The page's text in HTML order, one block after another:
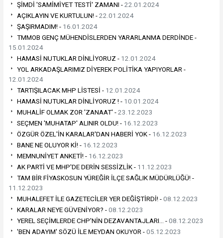
ŞİMDİ 'SAMİMİYET TESTİ' ZAMANI -22.01.2024
AÇIKLAYIN VE KURTULUN! -22.01.2024
ŞAŞIRMADIM! - 16.01.2024
TMMOB GENÇ MÜHENDİSLERDEN YARARLANMA DERDİNDE -
15.01.2024
HAMASİ NUTUKLAR DİNLİYORUZ - 12.01.2024
YOL ARKADAŞLARIMIZ DİYEREK POLİTİKA YAPIYORLAR -
12.01.2024
TARTIŞILACAK MHP LİSTESİ - 12.01.2024
HAMASİ NUTUKLAR DİNLİYORUZ ! - 10.01.2024
MUHALİF OLMAK ZOR 'ZANAAT' -23.12.2023
SEÇMEN 'MUHATAP' ALINIR OLDU! - 16.12.2023
ÖZGÜR ÖZEL'İN KARALAR'DAN HABERİ YOK - 16.12.2023
BANE NE OLUYOR Kİ! - 16.12.2023
MEMNUNİYET ANKETİ! - 16.12.2023
AK PARTİ VE MHP'DE DERİN SESSİZLİK - 11.12.2023
TAM BİR FİYASKOSUN YÜREĞİR İLÇE SAĞLIK MÜDÜRLÜĞÜ! -
11.12.2023
MUHALEFET İLE GAZETECİLER YER DEĞİŞTİRDİ! -08.12.2023
KARALAR NEYE GÜVENİYOR? -08.12.2023
YEREL SEÇİMLERDE CHP'NİN DEZAVANTAJLARI… -08.12.2023
'BEN ADAYIM' SÖZÜ İLE MEYDAN OKUYOR -05.12.2023